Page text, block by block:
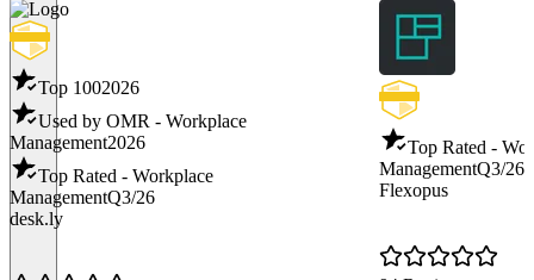
Top 1002026
Used by OMR - Workplace
Management2026
Top Rated - Workplace
ManagementQ3/26
desk.ly
Top Rated -
ManagementQ3/26
Flexopus